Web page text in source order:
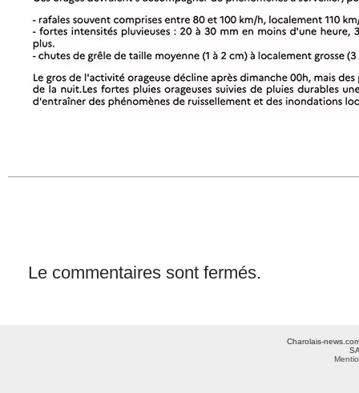
Le commentaires sont fermés.
Charolais-